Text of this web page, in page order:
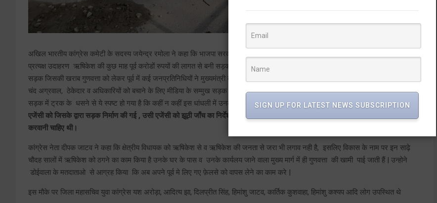
अखिल भारतीय कांग्रेस कमेटी के सदस्य जयेन्द्र रमोला ने कहा कि भाजपा सरकार व उनके विधायक विकास के नाम पर बंदरबांट करने में लगे हुए है जिसका
प्रत्यक्ष उदाहरण ऋषिकेश की कुछ माह पूर्व करोडों रुपयों की लागत से बनी सड़कों की बदहाली को देख कर लगा सकते है | विशेष रूप से एम्स जाने वाली मुख्य
सड़क जिसकी खराब गुणवत्ता को लेकर पूर्व में कई जनप्रतिनिधियों ने मुख्यमंत्री तक को शिकायत की थी, परंतु इस शिकायत के जवाब में क्षेत्रीय विधायक प्रेम
चंद अग्रवाल, ठेकेदार व अधिकारियों को बचाने के लिए मीडिया के सम्मुख सड़क की गुणवत्ता व उनकी ईमानदारी पर बयान देने का काम कर रहे थें और आज
सड़क में ट्रक के धसने से ये स्पष्ट हो गया है कि कहीं न कहीं इस धांधली में उनकी सनलिप्तता हैं, इसलिए अपने को बचाने के लिए विधायक ने कल उसी
एजेंसी को जिसके द्वारा सड़क निर्माण की गई , उसी एजेंसी को झूठी जाँच का निर्देश दिया जबकि अगर जाँच निष्पक्ष ही करवानी थी तो किसी अन्य एजेंसी से जाँच
करवानी चाहिए थी।
कांग्रेस नेता दीपक जाटव ने कहा कि क्षेत्रीय विधायक को ऋषिकेश से व ऋषिकेश की जनता से जरा भी लगाव नही है, इसलिए विकास के नाम पर इन साढ़े
चौदह सालों में ऋषिकेश को ठगने का काम किया है उनके घर के पास व उनके कार्यलय जाने वाला मुख्य मार्ग में ही गुणवत्ता की खामी पाई जाती हैं | उन्होने
डोईवाला के मतदाताओ से आग्रह किया कि अब अपने पूर्व मे लिए गए फ़ेलसे को वापस लेने का काम करे |
इस मौके पर जिला महासचिव युवा कांग्रेस यश अरोड़ा, आदित्य झा, दिलप्रीत सिंह, हिमांशु जाटव, कार्तिक कुशवाहा, हिमांशु कश्यप आदि लोग उपस्थित थे
SIGN UP FOR LATEST NEWS SUBSCRIPTION